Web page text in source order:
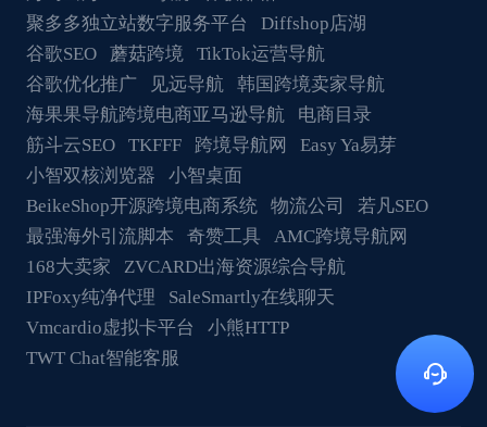
聚多多独立站数字服务平台
Diffshop店湖
谷歌SEO
蘑菇跨境
TikTok运营导航
谷歌优化推广
见远导航
韩国跨境卖家导航
海果果导航跨境电商亚马逊导航
电商目录
筋斗云SEO
TKFFF 跨境导航网
Easy Ya易芽
小智双核浏览器
小智桌面
BeikeShop开源跨境电商系统
物流公司
若凡SEO
最强海外引流脚本
奇赞工具
AMC跨境导航网
168大卖家
ZVCARD出海资源综合导航
IPFoxy纯净代理
SaleSmartly在线聊天
Vmcardio虚拟卡平台
小熊HTTP
TWT Chat智能客服